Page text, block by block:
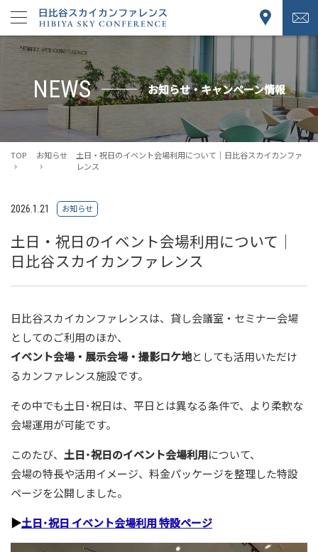
NEWS お知らせ・キャンペーン情報
TOP お知らせ
土日・祝日のイベント会場利用について｜日比谷スカイカンファ
レンス
2026.1.21 お知らせ
土日・祝日のイベント会場利用について｜
日比谷スカイカンファレンス
日比谷スカイカンファレンスは、貸し会議室・セミナー会場
としてのご利用のほか、
イベント会場・展示会場・撮影ロケ地としても活用いただけ
るカンファレンス施設です。
その中でも土日･祝日は、平日とは異なる条件で、より柔軟な
会場運用が可能です。
このたび、 土日･祝日のイベント会場利用について、
会場の特長や活用イメージ、料金パッケージを整理した特設
ページを公開しました。
▶土日･祝日 イベント会場利用 特設ページ